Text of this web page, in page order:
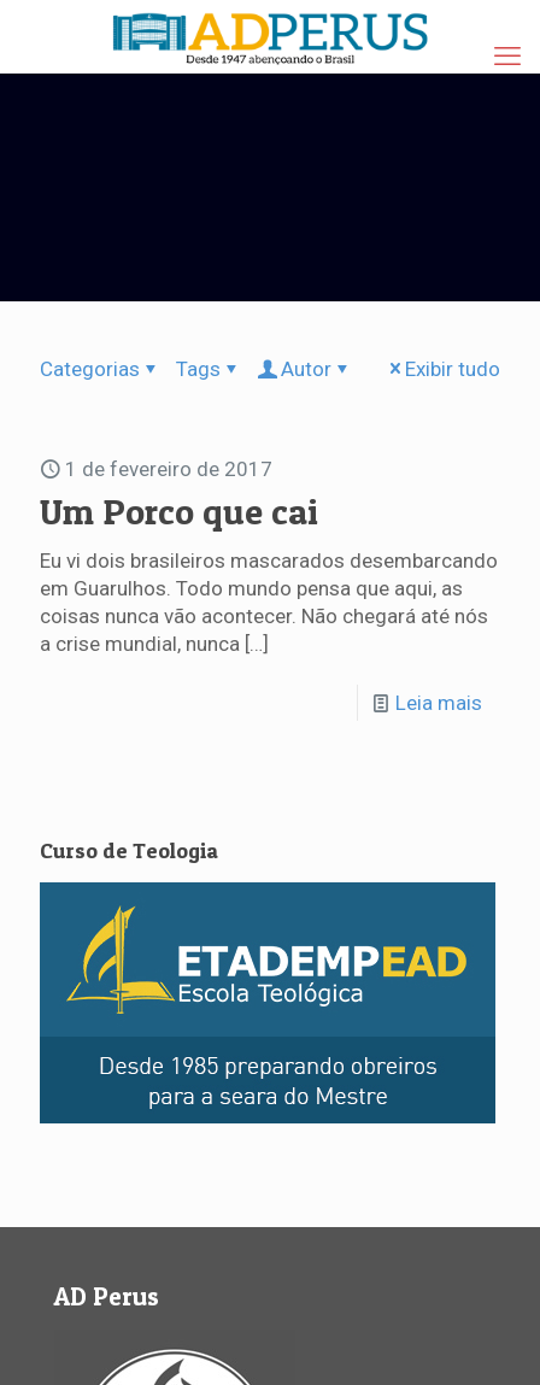
Categorias Tags Autor Exibir tudo
1 de fevereiro de 2017
Um Porco que cai
Eu vi dois brasileiros mascarados desembarcando
em Guarulhos. Todo mundo pensa que aqui, as
coisas nunca vão acontecer. Não chegará até nós
a crise mundial, nunca […]
Leia mais
Curso de Teologia
AD Perus